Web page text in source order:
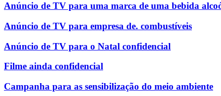
Anúncio de TV para uma marca de uma bebida
Anúncio de TV para empresa de. combustíveis
Anúncio de TV para o Natal confidencial
Filme ainda confidencial
Campanha para as sensibilização do meio ambiente